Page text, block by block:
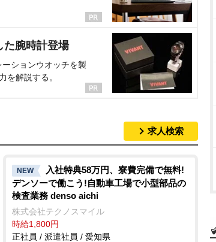
た腕時計登場
ションウオッチを製
を解説する。
求人検索
NEW
入社特典58万円、寮費完備で無料!
デンソーで働こう!自動車工場で小型部品の
検査業務 denso aichi
株式会社テクノスマイル
時給1,800円
正社員 / 派遣社員 / 愛知県